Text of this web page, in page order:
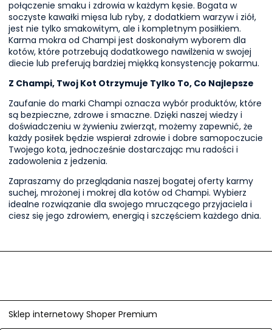
połączenie smaku i zdrowia w każdym kęsie. Bogata w
soczyste kawałki mięsa lub ryby, z dodatkiem warzyw i ziół,
jest nie tylko smakowitym, ale i kompletnym posiłkiem.
Karma mokra od Champi jest doskonałym wyborem dla
kotów, które potrzebują dodatkowego nawilżenia w swojej
diecie lub preferują bardziej miękką konsystencję pokarmu.
Z Champi, Twoj Kot Otrzymuje Tylko To, Co Najlepsze
Zaufanie do marki Champi oznacza wybór produktów, które
są bezpieczne, zdrowe i smaczne. Dzięki naszej wiedzy i
doświadczeniu w żywieniu zwierząt, możemy zapewnić, że
każdy posiłek będzie wspierał zdrowie i dobre samopoczucie
Twojego kota, jednocześnie dostarczając mu radości i
zadowolenia z jedzenia.
Zapraszamy do przeglądania naszej bogatej oferty karmy
suchej, mrożonej i mokrej dla kotów od Champi. Wybierz
idealne rozwiązanie dla swojego mruczącego przyjaciela i
ciesz się jego zdrowiem, energią i szczęściem każdego dnia.
Sklep internetowy Shoper Premium